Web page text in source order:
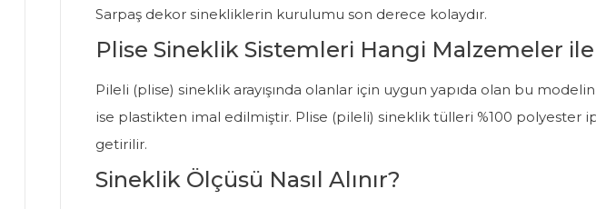
Sarpaş dekor sinekliklerin kurulumu son derece kolaydır.
Plise Sineklik Sistemleri Hangi Malzemeler
Pileli (plise) sineklik arayışında olanlar için uygun yapıda olan bu
ise plastikten imal edilmiştir. Plise (pileli) sineklik tülleri %100
getirilir.
Sineklik Ölçüsü Nasıl Alınır?